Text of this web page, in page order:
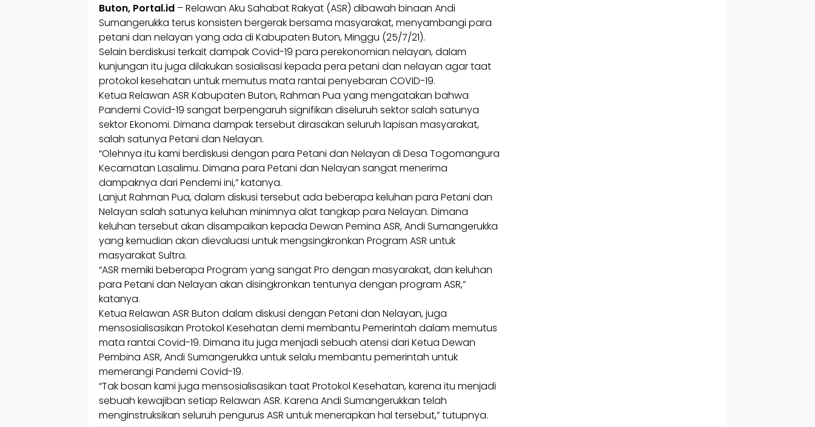
Buton, Portal.id – Relawan Aku Sahabat Rakyat (ASR) dibawah binaan Andi
Sumangerukka terus konsisten bergerak bersama masyarakat, menyambangi para
petani dan nelayan yang ada di Kabupaten Buton, Minggu (25/7/21).
Selain berdiskusi terkait dampak Covid-19 para perekonomian nelayan, dalam
kunjungan itu juga dilakukan sosialisasi kepada pera petani dan nelayan agar taat
protokol kesehatan untuk memutus mata rantai penyebaran COVID-19.
Ketua Relawan ASR Kabupaten Buton, Rahman Pua yang mengatakan bahwa
Pandemi Covid-19 sangat berpengaruh signifikan diseluruh sektor salah satunya
sektor Ekonomi. Dimana dampak tersebut dirasakan seluruh lapisan masyarakat,
salah satunya Petani dan Nelayan.
“Olehnya itu kami berdiskusi dengan para Petani dan Nelayan di Desa Togomangura
Kecamatan Lasalimu. Dimana para Petani dan Nelayan sangat menerima
dampaknya dari Pendemi ini,” katanya.
Lanjut Rahman Pua, dalam diskusi tersebut ada beberapa keluhan para Petani dan
Nelayan salah satunya keluhan minimnya alat tangkap para Nelayan. Dimana
keluhan tersebut akan disampaikan kepada Dewan Pemina ASR, Andi Sumangerukka
yang kemudian akan dievaluasi untuk mengsingkronkan Program ASR untuk
masyarakat Sultra.
“ASR memiki beberapa Program yang sangat Pro dengan masyarakat, dan keluhan
para Petani dan Nelayan akan disingkronkan tentunya dengan program ASR,”
katanya.
Ketua Relawan ASR Buton dalam diskusi dengan Petani dan Nelayan, juga
mensosialisasikan Protokol Kesehatan demi membantu Pemerintah dalam memutus
mata rantai Covid-19. Dimana itu juga menjadi sebuah atensi dari Ketua Dewan
Pembina ASR, Andi Sumangerukka untuk selalu membantu pemerintah untuk
memerangi Pandemi Covid-19.
“Tak bosan kami juga mensosialisasikan taat Protokol Kesehatan, karena itu menjadi
sebuah kewajiban setiap Relawan ASR. Karena Andi Sumangerukkan telah
menginstruksikan seluruh pengurus ASR untuk menerapkan hal tersebut,” tutupnya.